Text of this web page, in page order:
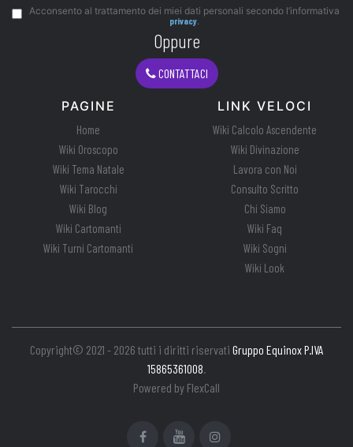
Acconsento al trattamento dei miei dati personali secondo l’informativa
privacy.
Oppure
CONTATTACI
PAGINE
Home
Wiki Oroscopo
Wiki Tema Natale
Wiki Tarocchi
Wiki Blog
Wiki Cartomanti
Wiki Turni Cartomanti
LINK VELOCI
Wiki Calcolo Ascendente
Wiki Divinazione
Lavora con Noi
Consulto Scritto
Chi Siamo
Wiki Faq
Wiki Sogni
Wiki Look
Copyright© 2021 - 2026 tutti i diritti riservati Gruppo Equinox P.IVA
15865361008
Powered by FlexCall